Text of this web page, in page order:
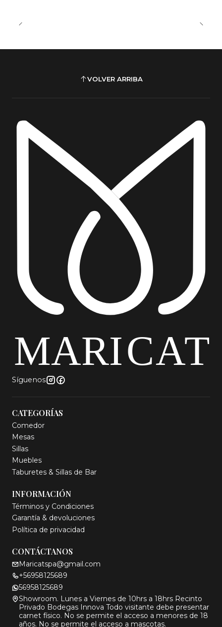
VOLVER ARRIBA
Síguenos
CATEGORÍAS
Comedor
Mesas
Sillas
Muebles
Taburetes & Sillas de Bar
INFORMACIÓN
Términos y Condiciones
Garantía & devoluciones
Política de privacidad
CONTÁCTANOS
Maricatspa@gmail.com
+56958125689
56958125689
Showroom. Lunes a Viernes de 10hrs a 18hrs Recinto
Privado Bodegas Innova Todo visitante debe presentar
carnet físico. No se permite el acceso a menores de 18
años. No se permite el acceso a mascotas.